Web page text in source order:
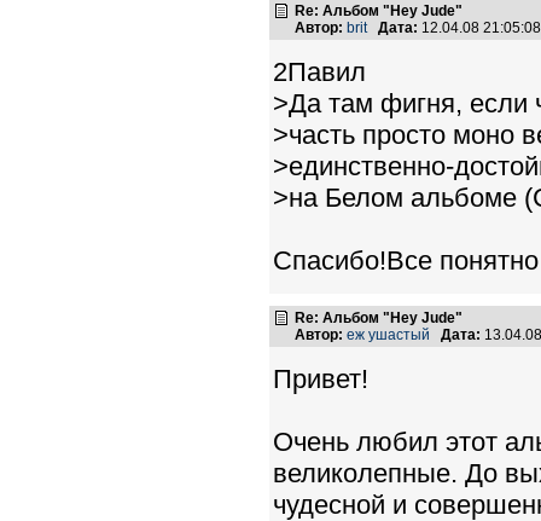
Re: Альбом "Hey Jude"
Автор: brit Дата: 12.04.08
2Павил
>Да там фигня, если
>часть просто моно
>единственно-
>на Белом альбоме
Спасибо!Все
Re: Альбом "Hey Jude"
Автор: еж ушастый Дата:
Привет!
Очень любил этот
великолепные. До
чудесной и